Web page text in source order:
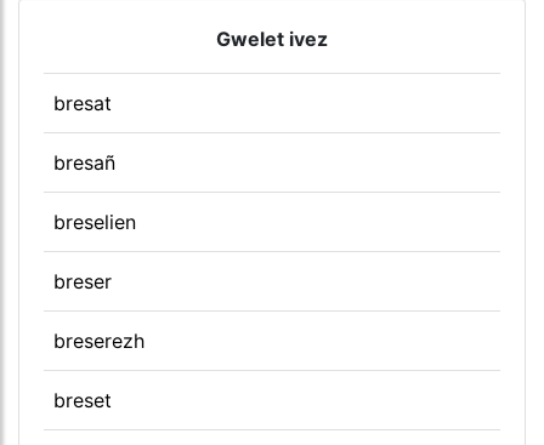
Gwelet ivez
bresat
bresañ
breselien
breser
breserezh
breset